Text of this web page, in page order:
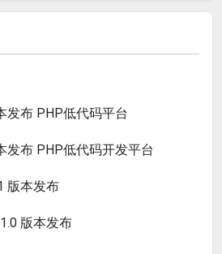
发布 PHP低代码平台
发布 PHP低代码开发平台
版本发布
版本发布